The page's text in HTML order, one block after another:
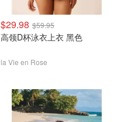
$29.98 $59.95
高领D杯泳衣上衣 黑色
la Vie en Rose